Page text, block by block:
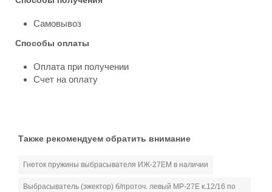
Самовывоз
Способы оплаты
Оплата при получении
Счет на оплату
Также рекомендуем обратить внимание
Гнеток пружины выбрасывателя ИЖ-27ЕМ в наличии
Выбрасыватель (эжектор) б/проточ. левый МР-27Е к.12/16 по